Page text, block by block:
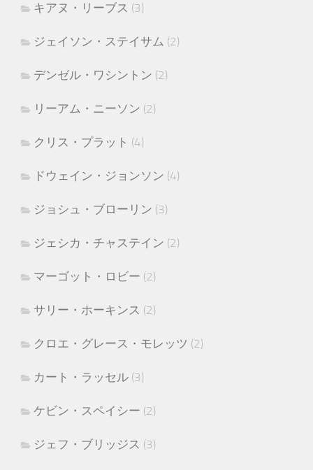
キアヌ・リーブス (3)
ジェイソン・ステイサム (2)
デンゼル・ワシントン (2)
リーアム・ニーソン (2)
クリス・プラット (4)
ドウェイン・ジョンソン (4)
ジョシュ・ブローリン (3)
ジェシカ・チャステイン (2)
マーゴット・ロビー (2)
サリー・ホーキンス (2)
クロエ・グレース・モレッツ (2)
カート・ラッセル (3)
ケビン・スペイシー (2)
ジェフ・ブリッジス (3)